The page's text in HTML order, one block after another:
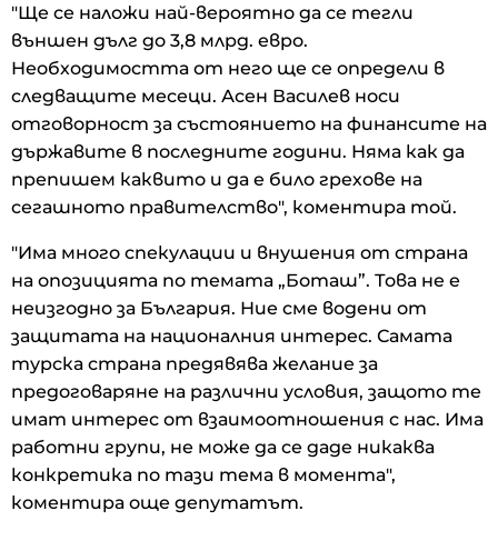
"Ще се наложи най-вероятно да се тегли
външен дълг до 3,8 млрд. евро.
Необходимостта от него ще се определи в
следващите месеци. Асен Василев носи
отговорност за състоянието на финансите на
държавите в последните години. Няма как да
препишем каквито и да е било грехове на
сегашното правителство", коментира той.
"Има много спекулации и внушения от страна
на опозицията по темата „Боташ”. Това не е
неизгодно за България. Ние сме водени от
защитата на националния интерес. Самата
турска страна предявява желание за
предоговаряне на различни условия, защото те
имат интерес от взаимоотношения с нас. Има
работни групи, не може да се даде никаква
конкретика по тази тема в момента",
коментира още депутатът.